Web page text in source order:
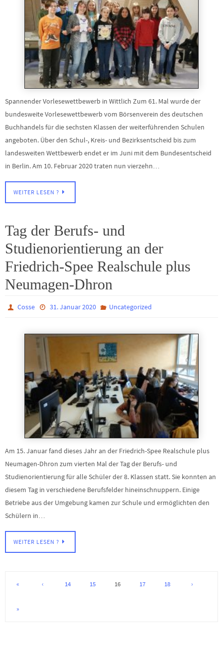
Spannender Vorlesewettbewerb in Wittlich Zum 61. Mal wurde der
bundesweite Vorlesewettbewerb vom Börsenverein des deutschen
Buchhandels für die sechsten Klassen der weiterführenden Schulen
angeboten. Über den Schul-, Kreis- und Bezirksentscheid bis zum
landesweiten Wettbewerb endet er im Juni mit dem Bundesentscheid
in Berlin. Am 10. Februar 2020 traten nun vierzehn…
WEITER LESEN ?
Tag der Berufs- und
Studienorientierung an der
Friedrich-Spee Realschule plus
Neumagen-Dhron
Cosse 31. Januar 2020 Uncategorized
Am 15. Januar fand dieses Jahr an der Friedrich-Spee Realschule plus
Neumagen-Dhron zum vierten Mal der Tag der Berufs- und
Studienorientierung für alle Schüler der 8. Klassen statt. Sie konnten an
diesem Tag in verschiedene Berufsfelder hineinschnuppern. Einige
Betriebe aus der Umgebung kamen zur Schule und ermöglichten den
Schülern in…
WEITER LESEN ?
« ‹ 14 15 16 17 18 ›
»